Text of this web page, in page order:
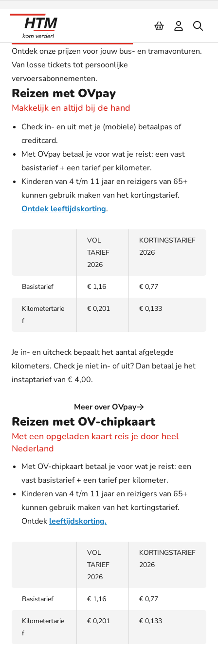
Producten & Tarieven
Ontdek onze prijzen voor jouw bus- en tramavonturen.
Van losse tickets tot persoonlijke
vervoersabonnementen.
Reizen met OVpay
Makkelijk en altijd bij de hand
Check in- en uit met je (mobiele) betaalpas of
creditcard.
Met OVpay betaal je voor wat je reist: een vast
basistarief + een tarief per kilometer.
Kinderen van 4 t/m 11 jaar en reizigers van 65+
kunnen gebruik maken van het kortingstarief.
Ontdek leeftijdskorting.
VOL
TARIEF
2026
KORTINGSTARIEF
2026
Basistarief € 1,16 € 0,77
Kilometertarie
f
€ 0,201 € 0,133
Je in- en uitcheck bepaalt het aantal afgelegde
kilometers. Check je niet in- of uit? Dan betaal je het
instaptarief van € 4,00.
Meer over OVpay
Reizen met OV-chipkaart
Met een opgeladen kaart reis je door heel
Nederland
Met OV-chipkaart betaal je voor wat je reist: een
vast basistarief + een tarief per kilometer.
Kinderen van 4 t/m 11 jaar en reizigers van 65+
kunnen gebruik maken van het kortingstarief.
Ontdek leeftijdskorting.
VOL
TARIEF
2026
KORTINGSTARIEF
2026
Basistarief € 1,16 € 0,77
Kilometertarie
f
€ 0,201 € 0,133